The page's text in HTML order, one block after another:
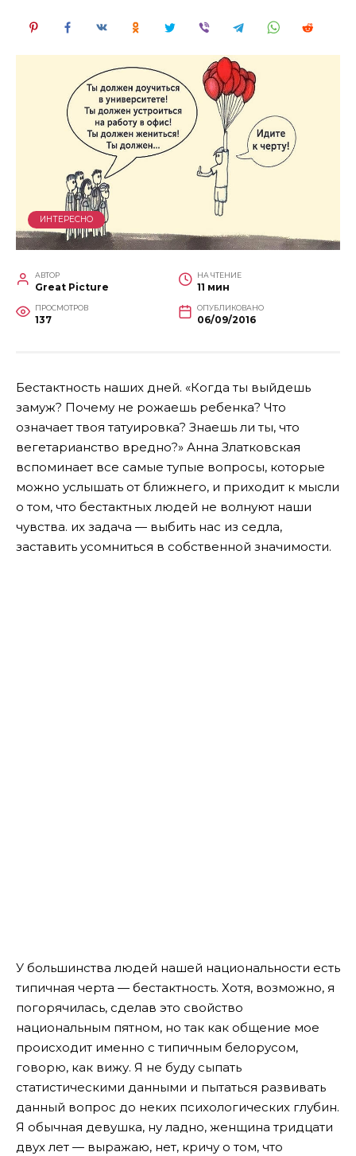
ИНТЕРЕСНО
АВТОР
Great Picture
НА ЧТЕНИЕ
11 мин
ПРОСМОТРОВ
137
ОПУБЛИКОВАНО
06/09/2016
Бестактность наших дней. «Когда ты выйдешь
замуж? Почему не рожаешь ребенка? Что
означает твоя татуировка? Знаешь ли ты, что
вегетарианство вредно?» Анна Златковская
вспоминает все самые тупые вопросы, которые
можно услышать от ближнего, и приходит к мысли
о том, что бестактных людей не волнуют наши
чувства. их задача — выбить нас из седла,
заставить усомниться в собственной значимости.
У большинства людей нашей национальности есть
типичная черта — бестактность. Хотя, возможно, я
погорячилась, сделав это свойство
национальным пятном, но так как общение мое
происходит именно с типичным белорусом,
говорю, как вижу. Я не буду сыпать
статистическими данными и пытаться развивать
данный вопрос до неких психологических глубин.
Я обычная девушка, ну ладно, женщина тридцати
двух лет — выражаю, нет, кричу о том, что